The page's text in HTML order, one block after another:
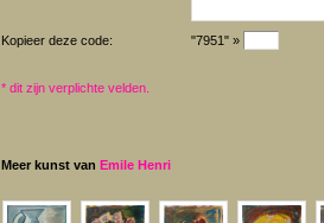
Kopieer deze code: "7951" »
* dit zijn verplichte velden.
Meer kunst van Emile Henri